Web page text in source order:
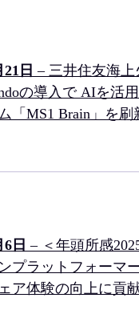
日 – 三井住友海
の導入で AIを活
「MS1 Brain」を刷
日 – ＜年頭所感
プラットフォーマ
ア体験の向上に貢